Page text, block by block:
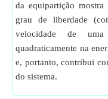
da equipartição
grau de liberdade
velocidade de
quadraticamente na
e, portanto, contribui
do sistema.